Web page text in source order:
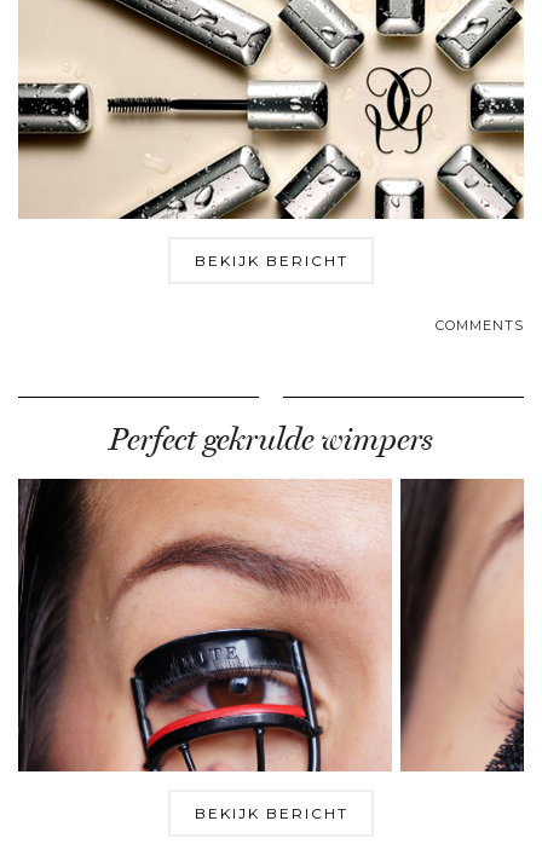
BEKIJK BERICHT
COMMENTS
Perfect gekrulde wimpers
BEKIJK BERICHT